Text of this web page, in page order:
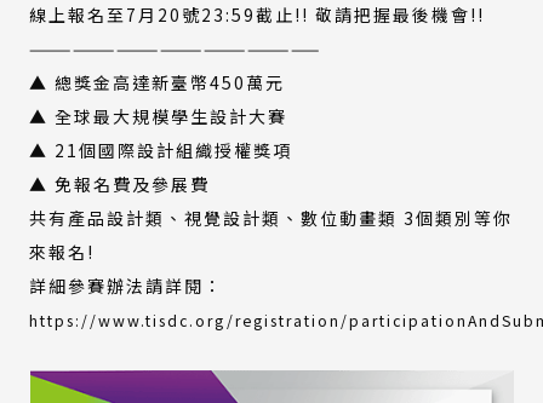
線上報名至7月20號23:59截止!! 敬請把握最後機會!!
————————————————————
▲ 總獎金高達新臺幣450萬元
▲ 全球最大規模學生設計大賽
▲ 21個國際設計組織授權獎項
▲ 免報名費及參展費
共有產品設計類、視覺設計類、數位動畫類 3個類別等你
來報名!
詳細參賽辦法請詳閱：
https://www.tisdc.org/registration/